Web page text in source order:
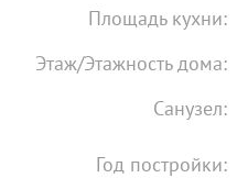
Площадь кухни:
Этаж/Этажность дома:
Санузел:
Год постройки: